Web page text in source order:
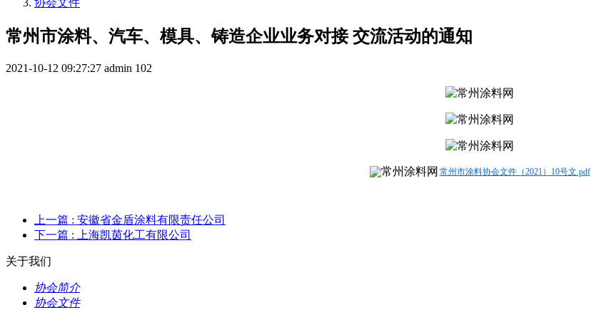
协会文件
常州市涂料、汽车、模具、铸造企业业务对接 交流活动的通知
2021-10-12 09:27:27 admin 102
常州市涂料协会文件（2021）10号文.pdf
上一篇 : 安徽省金盾涂料有限责任公司
下一篇 : 上海凯茵化工有限公司
关于我们
协会简介
协会文件